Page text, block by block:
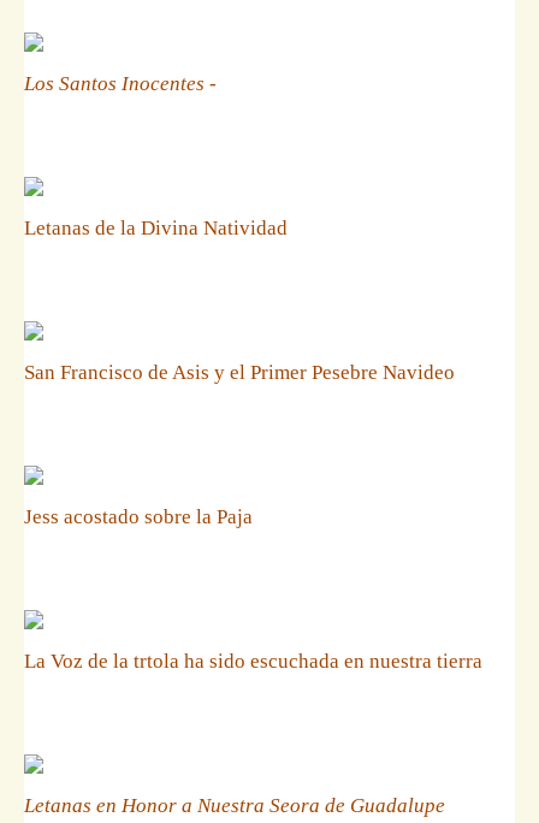
Los Santos Inocentes -
Letanas de la Divina Natividad
San Francisco de Asis y el Primer Pesebre Navideo
Jess acostado sobre la Paja
La Voz de la trtola ha sido escuchada en nuestra tierra
Letanas en Honor a Nuestra Seora de Guadalupe